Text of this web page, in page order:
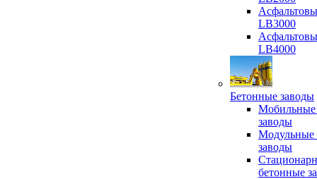
LB3000
LB4000
Бетонные заводы
Мобильные
заводы
Модульные
заводы
бетонные